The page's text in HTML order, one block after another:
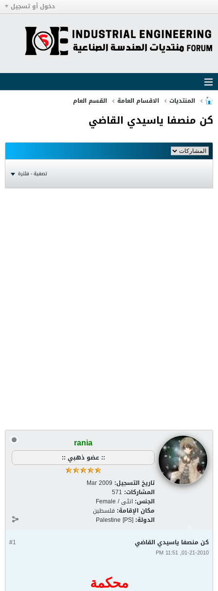
دخول أو تسجيل
المنتديات الاقسام العامة القسم العام
كن منصفا ياسيدي القاضي
تصفية - فلترة
rania
:: عضو ذهبي ::
تاريخ التسجيل: Mar 2009
المشاركات: 571
الجنس: انثى / Female
مكان الإقامة: فلسطين
الدولة: Palestine [PS]
#1 كن منصفا ياسيدي القاضي
01-21-2010, 11:51 PM
محكمة